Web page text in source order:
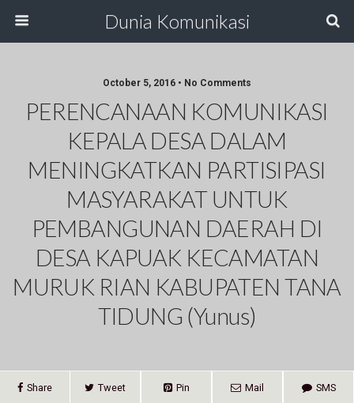
Dunia Komunikasi
October 5, 2016 • No Comments
PERENCANAAN KOMUNIKASI
KEPALA DESA DALAM
MENINGKATKAN PARTISIPASI
MASYARAKAT UNTUK
PEMBANGUNAN DAERAH DI
DESA KAPUAK KECAMATAN
MURUK RIAN KABUPATEN TANA
TIDUNG (Yunus)
Share Tweet Pin Mail SMS